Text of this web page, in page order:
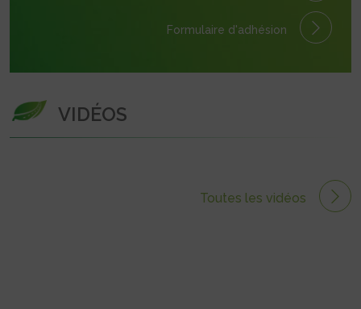
Formulaire d'adhésion
VIDÉOS
Toutes les vidéos